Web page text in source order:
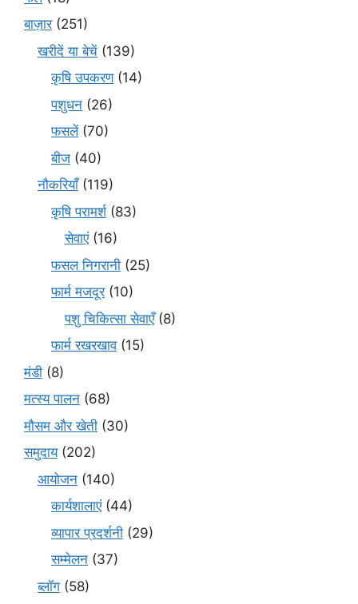
बाज़ार(251)
खरीदें या बेचें (139)
कृषि उपकरण(14)
पशुधन (26)
फसलें(70)
बीज (40)
नौकरियाँ(119)
कृषि परामर्श(83)
सेवाएं(16)
फसल निगरानी (25)
फार्म मजदूर(10)
पशु चिकित्सा सेवाएँ(8)
फार्म रखरखाव(15)
मंडी (8)
मत्स्य पालन (68)
मौसम और खेती (30)
समुदाय(202)
आयोजन (140)
कार्यशालाएं(44)
व्यापार प्रदर्शनी (29)
सम्मेलन (37)
ब्लॉग (58)